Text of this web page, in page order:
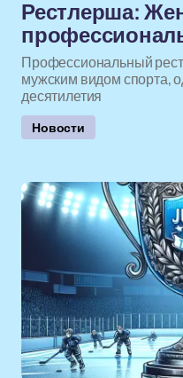
Рестлерша:
Профессиональный
мужским видом спорта,
десятилетия
Новости